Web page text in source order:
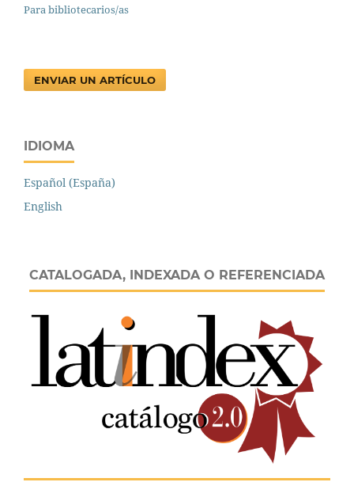
Para bibliotecarios/as
ENVIAR UN ARTÍCULO
IDIOMA
Español (España)
English
CATALOGADA, INDEXADA O REFERENCIADA